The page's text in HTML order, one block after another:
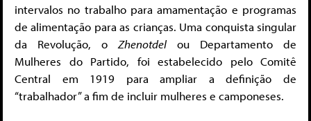
intervalos no trabalho para amamentação e programas
de alimentação para as crianças. Uma conquista singular
da Revolução, o Zhenotdelou Departamento de
Mulheres do Partido, foi estabelecido pelo Comitê
Central em 1919 para ampliar a definição de
“trabalhador” a fim de incluir mulheres e camponeses.